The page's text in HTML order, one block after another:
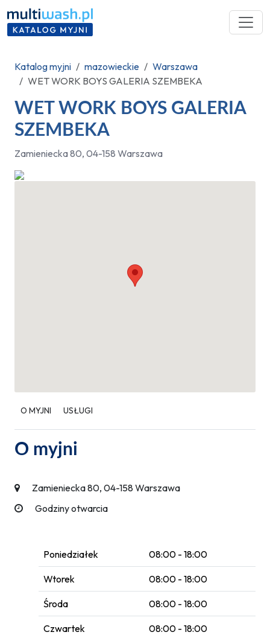
Katalog myjni mazowieckie
Warszawa
WET WORK BOYS GALERIA SZEMBEKA
WET WORK BOYS GALERIA
SZEMBEKA
Zamieniecka 80, 04-158 Warszawa
O MYJNI USŁUGI
O myjni
Zamieniecka 80, 04-158 Warszawa
Godziny otwarcia
Poniedziałek 08:00 - 18:00
Wtorek 08:00 - 18:00
Środa 08:00 - 18:00
Czwartek 08:00 - 18:00